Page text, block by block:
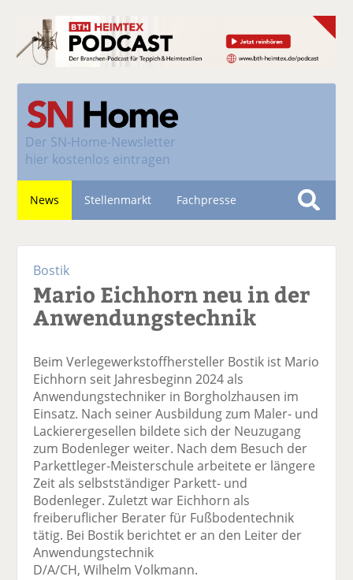
Der SN-Home-Newsletter
hier kostenlos eintragen
News Stellenmarkt Fachpresse
S
e
Bostik
Mario Eichhorn neu in der
Anwendungstechnik
Beim Verlegewerkstoffhersteller Bostik ist Mario
Eichhorn seit Jahresbeginn 2024 als
Anwendungstechniker in Borgholzhausen im
Einsatz. Nach seiner Ausbildung zum Maler- und
Lackierergesellen bildete sich der Neuzugang
zum Bodenleger weiter. Nach dem Besuch der
Parkettleger-Meisterschule arbeitete er längere
Zeit als selbstständiger Parkett- und
Bodenleger. Zuletzt war Eichhorn als
freiberuflicher Berater für Fußbodentechnik
tätig. Bei Bostik berichtet er an den Leiter der
Anwendungstechnik
D/A/CH, Wilhelm Volkmann.